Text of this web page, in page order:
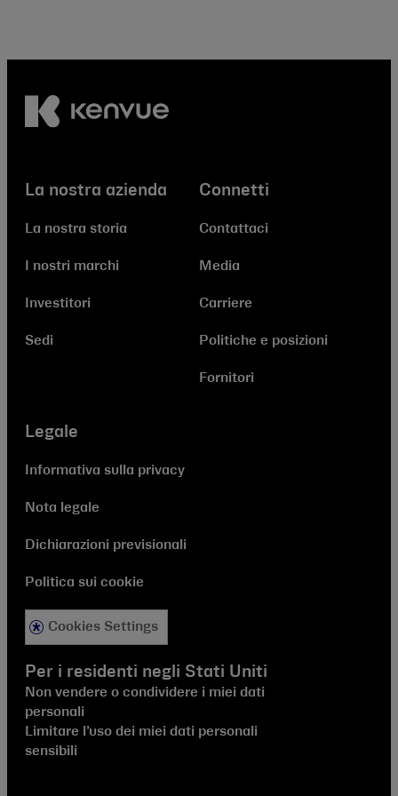
La nostra azienda
La nostra storia
I nostri marchi
Investitori
Sedi
Connetti
Contattaci
Media
Carriere
Politiche e posizioni
Fornitori
Legale
Informativa sulla privacy
Nota legale
Dichiarazioni previsionali
Politica sui cookie
Cookies Settings
Per i residenti negli Stati Uniti
Non vendere o condividere i miei dati
personali
Limitare l’uso dei miei dati personali
sensibili